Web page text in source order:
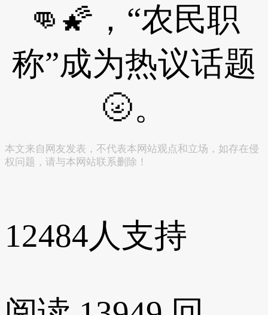
👊🌠，“农民职
称”成为热议话题
🌝。
本文来自网友发表，不代表本网站观点和立场，如存在侵
权问题，请与本网站联系删除！
12484人支持